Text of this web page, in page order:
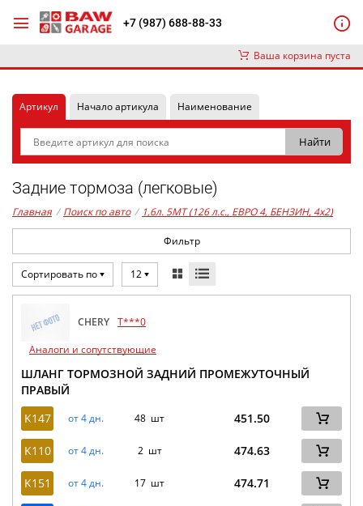
+7 (987) 688-88-33
Ваша корзина пуста
Артикул Начало артикула Наименование
Задние тормоза (легковые)
Главная / Поиск по авто / 1,6л. 5MT (126 л.с., ЕВРО 4, БЕНЗИН, 4x2)
Фильтр
Сортировать по 12
CHERY T***0
Аналоги и сопутствующие
ШЛАНГ ТОРМОЗНОЙ ЗАДНИЙ ПРОМЕЖУТОЧНЫЙ
ПРАВЫЙ
K147
от 4 дн. 48 шт 451.50
K110 от 4 дн. 2 шт 474.63
K151 от 4 дн. 17 шт 474.71